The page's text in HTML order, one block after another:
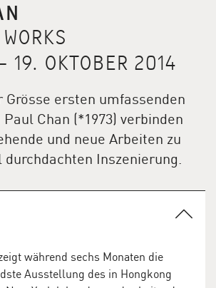
19. OKTOBER 2014
Grösse ersten umfassenden
Chan (*1973) verbinden
und neue Arbeiten zu
Inszenierung.
während sechs Monaten die
Ausstellung des in Hongkong